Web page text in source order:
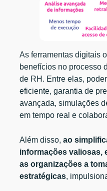
As ferramentas digitais
benefícios no processo
de RH. Entre elas,
eficiente, garantia de
avançada, simulações
em tempo real e
Além disso,ao
informações valiosas,
as organizações a
estratégicas,